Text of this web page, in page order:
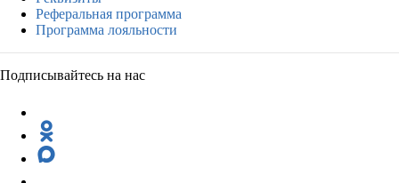
Реферальная программа
Программа лояльности
Подписывайтесь на нас